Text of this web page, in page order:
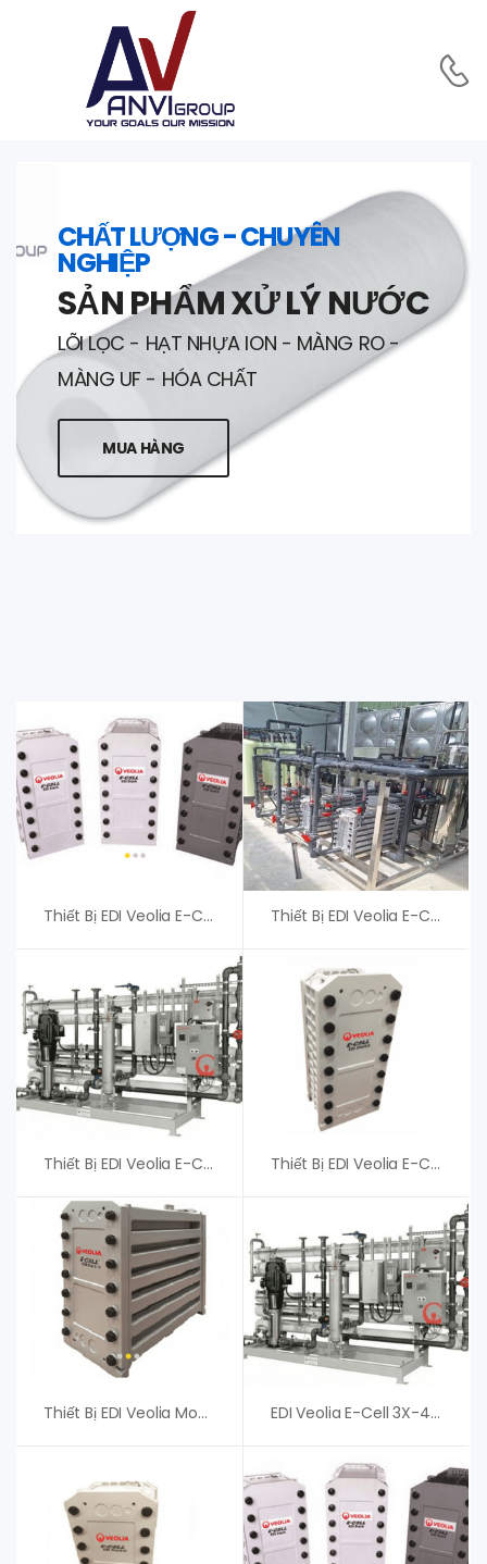
CHẤT LƯỢNG - CHUYÊN
NGHIỆP
SẢN PHẨM XỬ LÝ NƯỚC
LÕI LỌC - HẠT NHỰA ION - MÀNG RO -
MÀNG UF - HÓA CHẤT
MUA HÀNG
Thiết Bị EDI Veolia E-Cell 3X-12 EU – An Vi Group Thiết Bị EDI Veolia E-Cell 3X-8 – An Vi Group
Thiết Bị EDI Veolia E-Cell-3X Stack – Phân Phối Chính Hãng Thiết Bị EDI Veolia E-Cell 3X-4 – Giá Tốt
Thiết Bị EDI Veolia Model E-Cell MK-7 Stack – Giá Tốt EDI Veolia E-Cell 3X-4 EU – Thiết Bị Điện Cực Hóa